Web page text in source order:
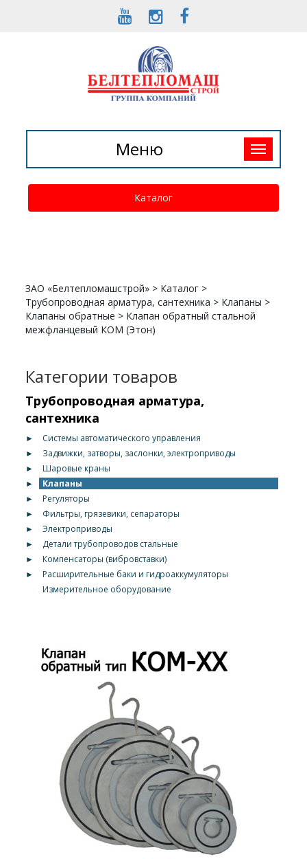
Toggle
navigation
Меню
Каталог
ЗАО «Белтепломашстрой» > Каталог >
Трубопроводная арматура, сантехника > Клапаны >
Клапаны обратные > Клапан обратный стальной
межфланцевый КОМ (Этон)
Категории товаров
Трубопроводная арматура,
сантехника
►
Системы автоматического управления
►
Задвижки, затворы, заслонки, электроприводы
►
Шаровые краны
►
Клапаны
►
Регуляторы
►
Фильтры, грязевики, сепараторы
►
Электроприводы
►
Детали трубопроводов стальные
►
Компенсаторы (вибровставки)
►
Расширительные баки и гидроаккумуляторы
Измерительное оборудование